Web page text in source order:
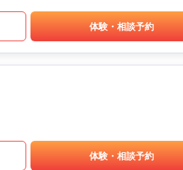
体験・相談予約
体験・相談予約